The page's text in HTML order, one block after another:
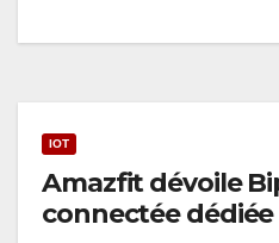
IOT
Amazfit dévoile
connectée